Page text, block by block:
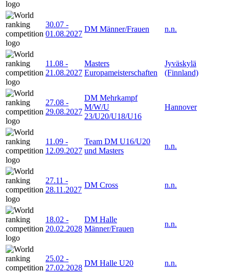
30.07 -
01.08.2027
DM Männer/Frauen n.n.
11.08 -
21.08.2027
Masters
Europameisterschaften
Jyväskylä
(Finnland)
27.08 -
29.08.2027
DM Mehrkampf
M/W/U
23/U20/U18/U16
Hannover
11.09 -
12.09.2027
Team DM U16/U20
und Masters
n.n.
27.11 -
28.11.2027
DM Cross n.n.
18.02 -
20.02.2028
DM Halle
Männer/Frauen
n.n.
25.02 -
27.02.2028
DM Halle U20 n.n.